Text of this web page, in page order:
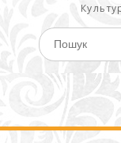
Шукати: